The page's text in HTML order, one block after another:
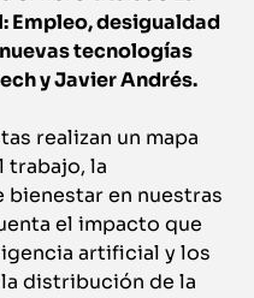
Empleo, desigualdad
tecnologías
y Javier Andrés.
realizan un mapa
trabajo, la
bienestar en nuestras
el impacto que
artificial y los
distribución de la